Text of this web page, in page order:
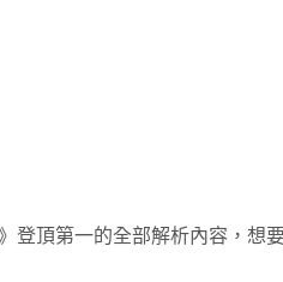
頂第一的全部解析內容，想